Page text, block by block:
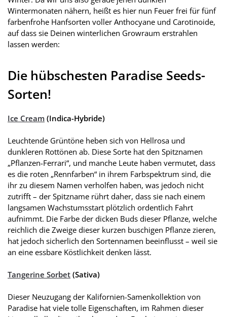
Wintermonaten nähern, heißt es hier nun Feuer frei für fünf
farbenfrohe Hanfsorten voller Anthocyane und Carotinoide,
auf dass sie Deinen winterlichen Growraum erstrahlen
lassen werden:
Die hübschesten Paradise Seeds-
Sorten!
Ice Cream (Indica-Hybride)
Leuchtende Grüntöne heben sich von Hellrosa und
dunkleren Rottönen ab. Diese Sorte hat den Spitznamen
„Pflanzen-Ferrari“, und manche Leute haben vermutet, dass
es die roten „Rennfarben“ in ihrem Farbspektrum sind, die
ihr zu diesem Namen verholfen haben, was jedoch nicht
zutrifft – der Spitzname rührt daher, dass sie nach einem
langsamen Wachstumsstart plötzlich ordentlich Fahrt
aufnimmt. Die Farbe der dicken Buds dieser Pflanze, welche
reichlich die Zweige dieser kurzen buschigen Pflanze zieren,
hat jedoch sicherlich den Sortennamen beeinflusst – weil sie
an eine essbare Köstlichkeit denken lässt.
Tangerine Sorbet (Sativa)
Dieser Neuzugang der Kalifornien-Samenkollektion von
Paradise hat viele tolle Eigenschaften, im Rahmen dieser